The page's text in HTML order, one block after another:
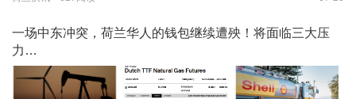
一场中东冲突，荷兰华人的钱包继续遭殃！将面临三大压
力…